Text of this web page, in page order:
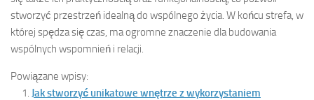
stworzyć przestrzeń idealną do wspólnego życia. W końcu strefa, w
której spędza się czas, ma ogromne znaczenie dla budowania
wspólnych wspomnień i relacji.
Powiązane wpisy:
Jak stworzyć unikatowe wnętrze z wykorzystaniem